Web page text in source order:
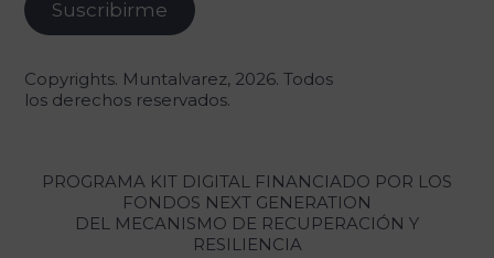
Copyrights. Muntalvarez, 2026. Todos
los derechos reservados.
PROGRAMA KIT DIGITAL FINANCIADO POR LOS
FONDOS NEXT GENERATION
DEL MECANISMO DE RECUPERACIÓN Y
RESILIENCIA